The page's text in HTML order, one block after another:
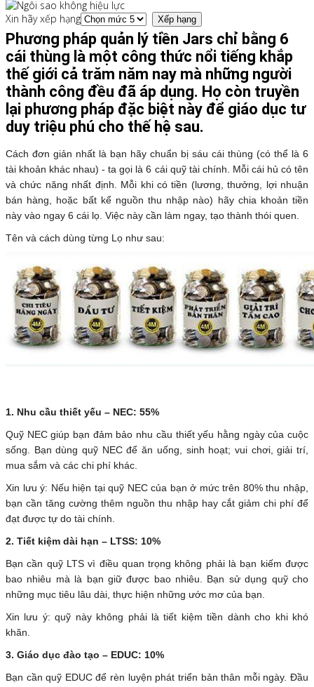
Xin hãy xếp hạng
Phương pháp quản lý tiền Jars chỉ bằng 6
cái thùng là một công thức nổi tiếng khắp
thế giới cả trăm năm nay mà những người
thành công đều đã áp dụng. Họ còn truyền
lại phương pháp đặc biệt này để giáo dục tư
duy triệu phú cho thế hệ sau.
Cách đơn giản nhất là bạn hãy chuẩn bị sáu cái thùng (có thể là 6
tài khoản khác nhau) - ta gọi là 6 cái quỹ tài chính. Mỗi cái hủ có tên
và chức năng nhất định. Mỗi khi có tiền (lương, thưởng, lợi nhuận
bán hàng, hoặc bất kể nguồn thu nhập nào) hãy chia khoản tiền
này vào ngay 6 cái lọ. Việc này cần làm ngay, tạo thành thói quen.
Tên và cách dùng từng Lọ như sau:
1. Nhu cầu thiết yếu – NEC: 55%
Quỹ NEC giúp bạn đảm bảo nhu cầu thiết yếu hằng ngày của cuộc
sống. Bạn dùng quỹ NEC để ăn uống, sinh hoạt; vui chơi, giải trí,
mua sắm và các chi phí khác.
Xin lưu ý: Nếu hiện tại quỹ NEC của bạn ở mức trên 80% thu nhập,
bạn cần tăng cường thêm nguồn thu nhập hay cắt giảm chi phí để
đạt được tự do tài chính.
2. Tiết kiệm dài hạn – LTSS: 10%
Bạn cần quỹ LTS vì điều quan trọng không phải là bạn kiếm được
bao nhiêu mà là bạn giữ được bao nhiêu. Bạn sử dụng quỹ cho
những mục tiêu lâu dài, thực hiện những ước mơ của bạn.
Xin lưu ý: quỹ này không phải là tiết kiệm tiền dành cho khi khó
khăn.
3. Giáo dục đào tạo – EDUC: 10%
Bạn cần quỹ EDUC để rèn luyện phát triển bản thân mỗi ngày. Đầu